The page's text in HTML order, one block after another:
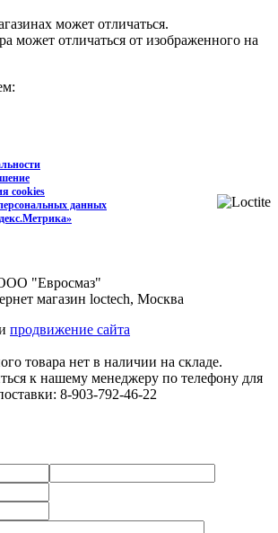
может отличаться.
может отличаться от изображенного на
cookies
данных
"Евросмаз"
магазин loctech, Москва
продвижение сайта
товара нет в наличии на складе.
к нашему менеджеру по телефону для
8-903-792-46-22